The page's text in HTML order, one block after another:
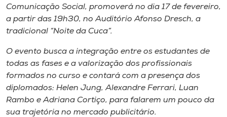
Store
Selecione
o idioma
Comunicação Social, promoverá no dia 17 de fevereiro,
a partir das 19h30, no Auditório Afonso Dresch, a
tradicional “Noite da Cuca”.
O evento busca a integração entre os estudantes de
todas as fases e a valorização dos profissionais
formados no curso e contará com a presença dos
diplomados: Helen Jung, Alexandre Ferrari, Luan
Rambo e Adriana Cortiço, para falarem um pouco da
sua trajetória no mercado publicitário.